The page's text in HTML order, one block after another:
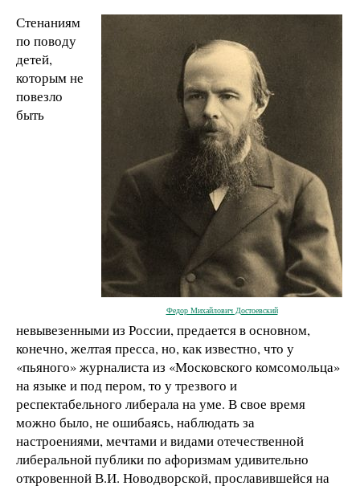
Федор Михайлович Достоевский
Стенаниям
по поводу
детей,
которым не
повезло
быть
невывезенными из России, предается в основном,
конечно, желтая пресса, но, как известно, что у
«пьяного» журналиста из «Московского комсомольца»
на языке и под пером, то у трезвого и
респектабельного либерала на уме. В свое время
можно было, не ошибаясь, наблюдать за
настроениями, мечтами и видами отечественной
либеральной публики по афоризмам удивительно
откровенной В.И. Новодворской, прославившейся на